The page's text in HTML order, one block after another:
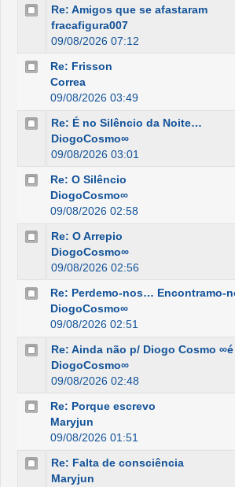
Re: Amigos que se afastaram
fracafigura007
09/08/2026 07:12
Re: Frisson
Correa
09/08/2026 03:49
Re: É no Silêncio da Noite…
DiogoCosmo∞
09/08/2026 03:01
Re: O Silêncio
DiogoCosmo∞
09/08/2026 02:58
Re: O Arrepio
DiogoCosmo∞
09/08/2026 02:56
Re: Perdemo-nos… Encontramo-
DiogoCosmo∞
09/08/2026 02:51
Re: Ainda não p/ Diogo Cosmo
DiogoCosmo∞
09/08/2026 02:48
Re: Porque escrevo
Maryjun
09/08/2026 01:51
Re: Falta de consciência
Maryjun